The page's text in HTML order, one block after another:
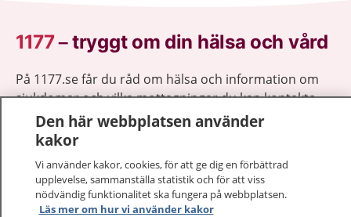
1177–tryggt om din hälsa och vård
På 1177.se får du råd om hälsa och information om
sjukdomar och vilka mottagningar du kan kontakta.
Logga in för att läsa din journal och göra dina
vårdärenden. Ring telefonnummer 1177 för
1177 ger dig råd när du vill må bättre.
Den här webbplatsen använder
kakor
Vi använder kakor, cookies, för att ge dig en förbättrad
upplevelse, sammanställa statistik och för att viss
nödvändig funktionalitet ska fungera på webbplatsen.
Läs mer om hur vi använder kakor